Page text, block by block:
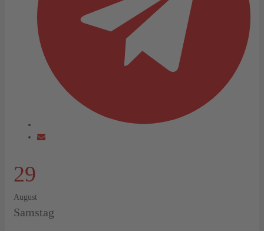
29
August
Samstag